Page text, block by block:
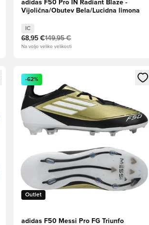
adidas F50 Pro IN Radiant Blaze -
Vijolična/Obutev Bela/Lucidna limona
IC
68,95 €149,95 €
Na voljo veliko velikosti
Odpre Modal za prijavo ali vpis kot član
Outlet
-62%
adidas F50 Messi Pro FG Triunfo